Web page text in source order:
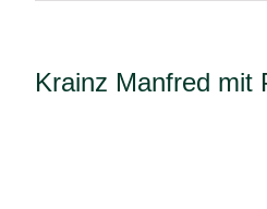
Krainz Manfred mit